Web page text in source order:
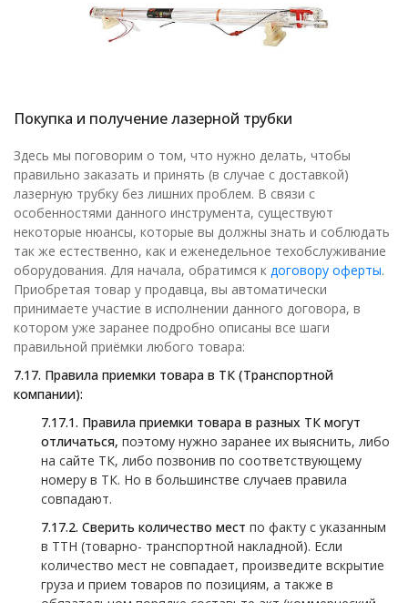
Покупка и получение лазерной трубки
Здесь мы поговорим о том, что нужно делать, чтобы
правильно заказать и принять (в случае с доставкой)
лазерную трубку без лишних проблем. В связи с
особенностями данного инструмента, существуют
некоторые нюансы, которые вы должны знать и соблюдать
так же естественно, как и еженедельное техобслуживание
оборудования. Для начала, обратимся к договору оферты.
Приобретая товар у продавца, вы автоматически
принимаете участие в исполнении данного договора, в
котором уже заранее подробно описаны все шаги
правильной приёмки любого товара:
7.17. Правила приемки товара в ТК (Транспортной
компании):
7.17.1. Правила приемки товара в разных ТК могут
отличаться, поэтому нужно заранее их выяснить, либо
на сайте ТК, либо позвонив по соответствующему
номеру в ТК. Но в большинстве случаев правила
совпадают.
7.17.2. Сверить количество мест по факту с указанным
в ТТН (товарно- транспортной накладной). Если
количество мест не совпадает, произведите вскрытие
груза и прием товаров по позициям, а также в